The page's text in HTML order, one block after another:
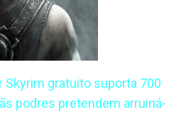
Skyrim gratuito suporta 700
podres pretendem arruiná-